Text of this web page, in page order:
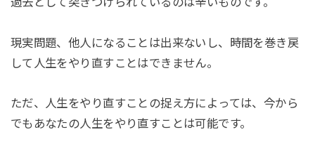
現実問題、他人になることは出来ないし、時間を巻き戻
して人生をやり直すことはできません。
ただ、人生をやり直すことの捉え方によっては、今から
でもあなたの人生をやり直すことは可能です。